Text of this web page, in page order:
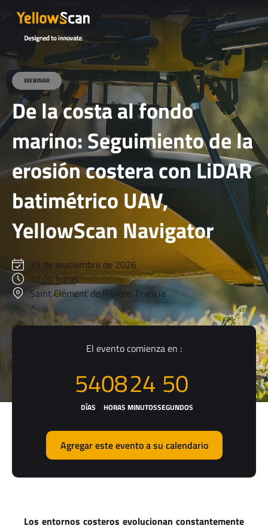
WEBINAR
De la costa al fondo
marino: Seguimiento de la
erosión costera con LiDAR
batimétrico UAV,
YellowScan Navigator
29 de septiembre de 2026
10:00 horas
Saint Clément de Rivière, Francia
El evento comienza en :
54
DÍAS
08
HORAS
24
MINUTOS
50
SEGUNDOS
Agregar este evento a su calendario
Los entornos costeros evolucionan constantemente